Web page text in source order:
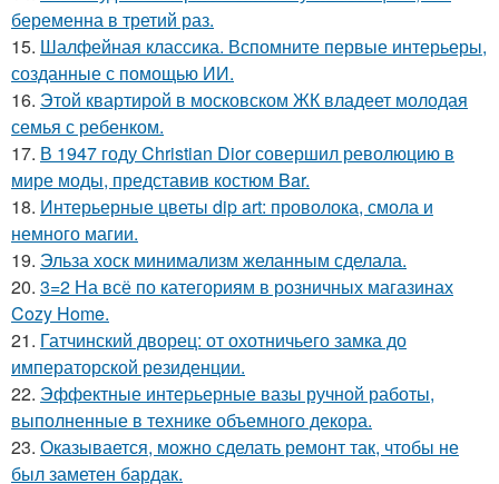
беременна в третий раз.
15. Шалфейная классика. Вспомните первые интерьеры,
созданные с помощью ИИ.
16. Этой квартирой в московском ЖК владеет молодая
семья с ребенком.
17. В 1947 году Christian Dior совершил революцию в
мире моды, представив костюм Bar.
18. Интерьерные цветы dip art: проволока, смола и
немного магии.
19. Эльза хоск минимализм желанным сделала.
20. 3=2 На всё по категориям в розничных магазинах
Cozy Home.
21. Гатчинский дворец: от охотничьего замка до
императорской резиденции.
22. Эффектные интерьерные вазы ручной работы,
выполненные в технике объемного декора.
23. Оказывается, можно сделать ремонт так, чтобы не
был заметен бардак.